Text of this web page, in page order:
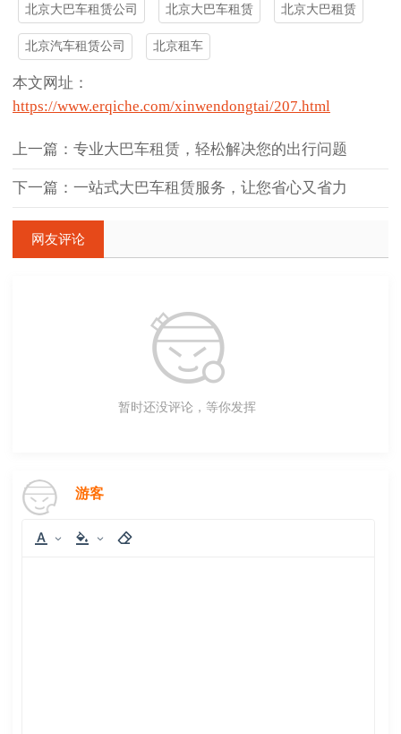
北京大巴车租赁公司 北京大巴车租赁 北京大巴租赁
北京汽车租赁公司 北京租车
本文网址：
https://www.erqiche.com/xinwendongtai/207.html
上一篇：专业大巴车租赁，轻松解决您的出行问题
下一篇：一站式大巴车租赁服务，让您省心又省力
网友评论
暂时还没评论，等你发挥
游客